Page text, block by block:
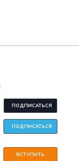
ПОДПИСАТЬСЯ
ПОДПИСАТЬСЯ
ВСТУПИТЬ